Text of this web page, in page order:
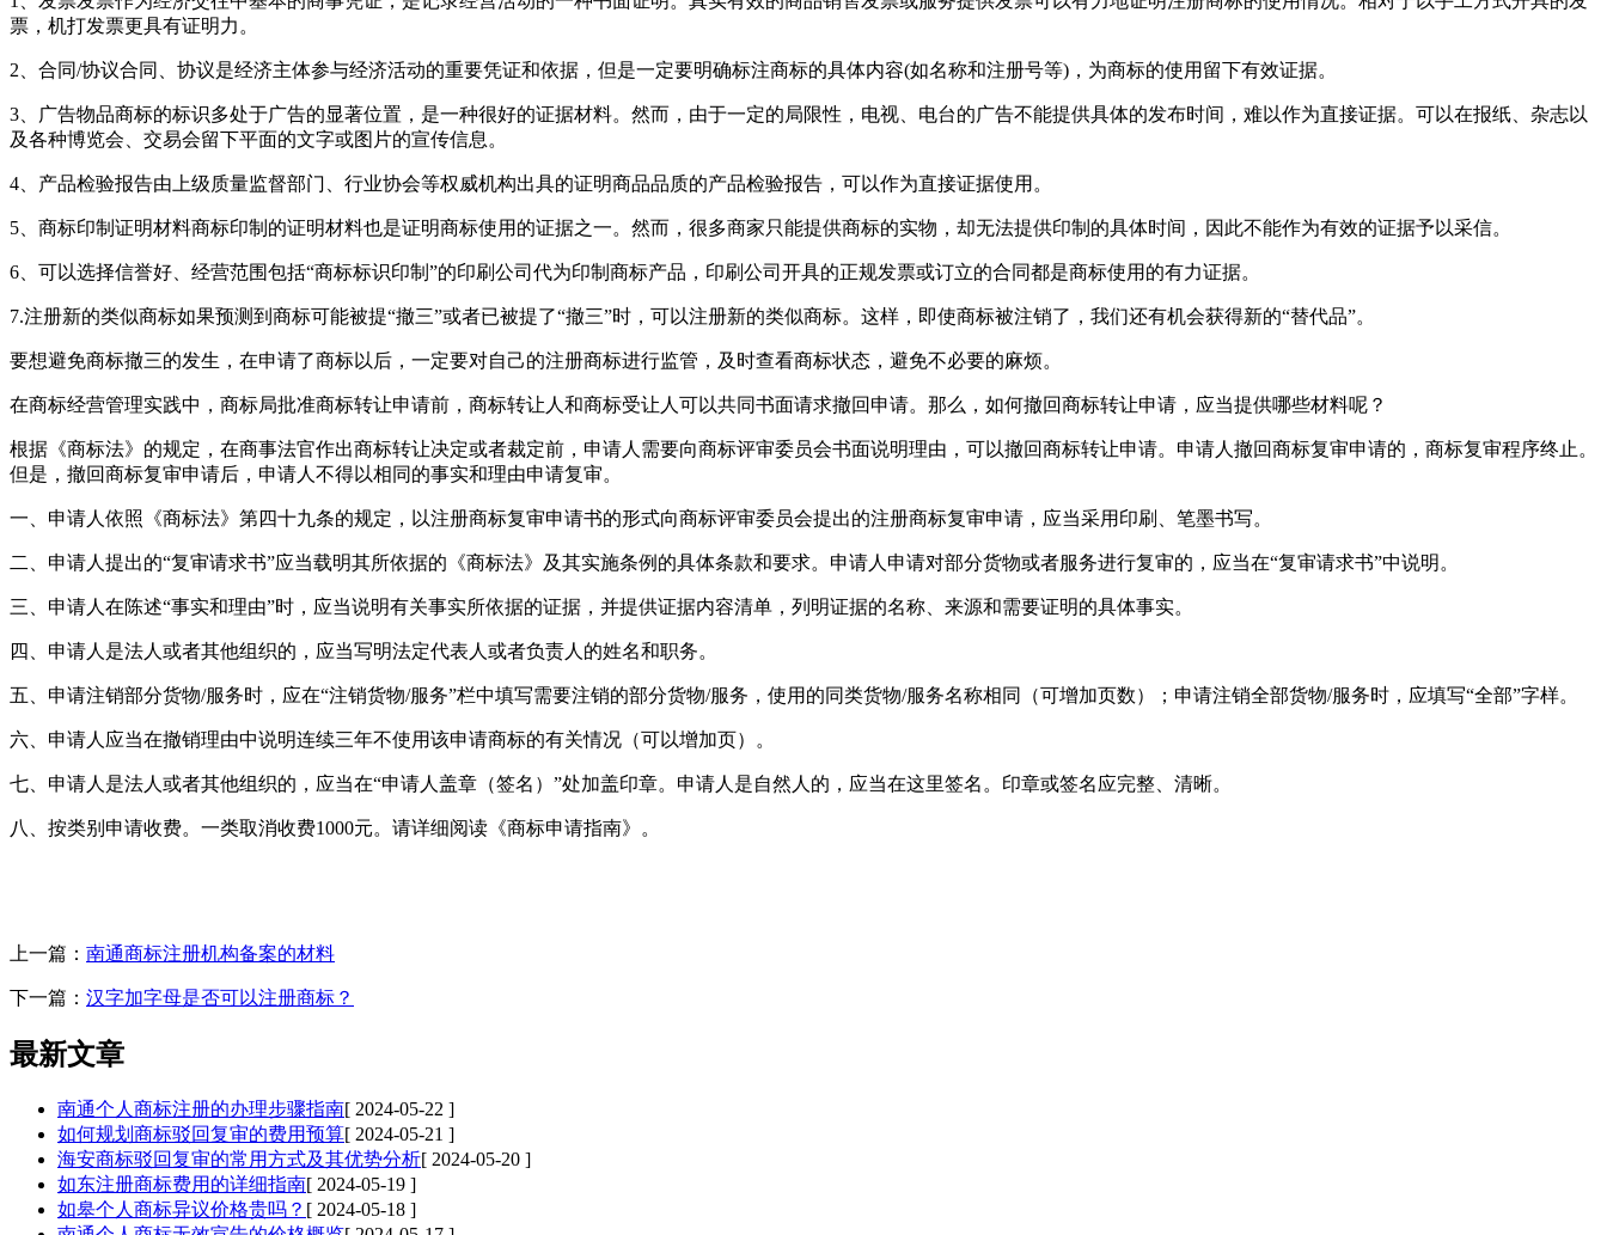
票，机打发票更具有证明力。
2、合同/协议合同、协议是经济主体参与经济活动的重要凭证和依据，但是一定要明确标注商标的具体内容(如名称和注册号等)，为商标的使用留下有效证据。
3、广告物品商标的标识多处于广告的显著位置，是一种很好的证据材料。然而，由于一定的局限性，电视、电台的广告不能提供具体的发布时间，难以作为直接证据。可以在报纸、杂志以
及各种博览会、交易会留下平面的文字或图片的宣传信息。
4、产品检验报告由上级质量监督部门、行业协会等权威机构出具的证明商品品质的产品检验报告，可以作为直接证据使用。
5、商标印制证明材料商标印制的证明材料也是证明商标使用的证据之一。然而，很多商家只能提供商标的实物，却无法提供印制的具体时间，因此不能作为有效的证据予以采信。
6、可以选择信誉好、经营范围包括“商标标识印制”的印刷公司代为印制商标产品，印刷公司开具的正规发票或订立的合同都是商标使用的有力证据。
7.注册新的类似商标如果预测到商标可能被提“撤三”或者已被提了“撤三”时，可以注册新的类似商标。这样，即使商标被注销了，我们还有机会获得新的“替代品”。
要想避免商标撤三的发生，在申请了商标以后，一定要对自己的注册商标进行监管，及时查看商标状态，避免不必要的麻烦。
在商标经营管理实践中，商标局批准商标转让申请前，商标转让人和商标受让人可以共同书面请求撤回申请。那么，如何撤回商标转让申请，应当提供哪些材料呢？
根据《商标法》的规定，在商事法官作出商标转让决定或者裁定前，申请人需要向商标评审委员会书面说明理由，可以撤回商标转让申请。申请人撤回商标复审申请的，商标复审程序终止。
但是，撤回商标复审申请后，申请人不得以相同的事实和理由申请复审。
一、申请人依照《商标法》第四十九条的规定，以注册商标复审申请书的形式向商标评审委员会提出的注册商标复审申请，应当采用印刷、笔墨书写。
二、申请人提出的“复审请求书”应当载明其所依据的《商标法》及其实施条例的具体条款和要求。申请人申请对部分货物或者服务进行复审的，应当在“复审请求书”中说明。
三、申请人在陈述“事实和理由”时，应当说明有关事实所依据的证据，并提供证据内容清单，列明证据的名称、来源和需要证明的具体事实。
四、申请人是法人或者其他组织的，应当写明法定代表人或者负责人的姓名和职务。
五、申请注销部分货物/服务时，应在“注销货物/服务”栏中填写需要注销的部分货物/服务，使用的同类货物/服务名称相同（可增加页数）；申请注销全部货物/服务时，应填写“全部”字样。
六、申请人应当在撤销理由中说明连续三年不使用该申请商标的有关情况（可以增加页）。
七、申请人是法人或者其他组织的，应当在“申请人盖章（签名）”处加盖印章。申请人是自然人的，应当在这里签名。印章或签名应完整、清晰。
八、按类别申请收费。一类取消收费1000元。请详细阅读《商标申请指南》。
上一篇： 南通商标注册机构备案的材料
下一篇： 汉字加字母是否可以注册商标？
最新文章
南通个人商标注册的办理步骤指南[ 2024-05-22 ]
如何规划商标驳回复审的费用预算[ 2024-05-21 ]
海安商标驳回复审的常用方式及其优势分析[ 2024-05-20 ]
如东注册商标费用的详细指南[ 2024-05-19 ]
如皋个人商标异议价格贵吗？ [ 2024-05-18 ]